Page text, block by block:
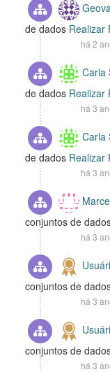
de dados Realizar
há 2
Carla
de dados Realizar
há 3
Carla
de dados Realizar
há 3
conjuntos de
há 3
conjuntos de
há 3
conjuntos de
há 3